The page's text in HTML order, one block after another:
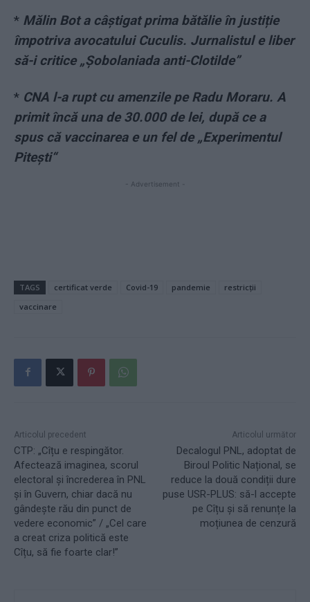
* Mălin Bot a câștigat prima bătălie în justiție
împotriva avocatului Cuculis. Jurnalistul e liber
să-i critice „Șobolaniada anti-Clotilde”
* CNA l-a rupt cu amenzile pe Radu Moraru. A
primit încă una de 30.000 de lei, după ce a
spus că vaccinarea e un fel de „Experimentul
Pitești“
- Advertisement -
TAGS certificat verde Covid-19 pandemie
restricții
vaccinare
Articolul precedent
CTP: „Cîțu e respingător.
Afectează imaginea, scorul
electoral și încrederea în PNL
și în Guvern, chiar dacă nu
gândește rău din punct de
vedere economic” / „Cel care
a creat criza politică este
Cîțu, să fie foarte clar!”
Articolul următor
Decalogul PNL, adoptat de
Biroul Politic Național, se
reduce la două condiții dure
puse USR-PLUS: să-l accepte
pe Cîțu și să renunțe la
moțiunea de cenzură